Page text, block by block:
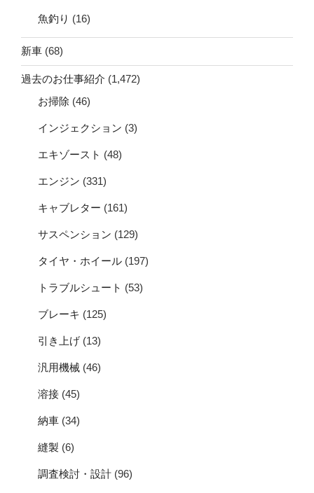
魚釣り (16)
新車 (68)
過去のお仕事紹介 (1,472)
お掃除 (46)
インジェクション (3)
エキゾースト (48)
エンジン (331)
キャブレター (161)
サスペンション (129)
タイヤ・ホイール (197)
トラブルシュート (53)
ブレーキ (125)
引き上げ (13)
汎用機械 (46)
溶接 (45)
納車 (34)
縫製 (6)
調査検討・設計 (96)